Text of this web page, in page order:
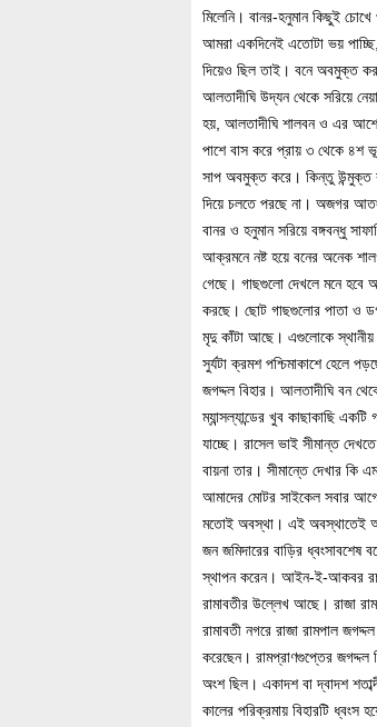
মিলেনি। বানর-হনুমান কিছুই
আমরা একদিনেই এতোটা ভয়
দিয়েও ছিল তাই। বনে অবমুক্ত
আলতাদীঘি উদ্যন থেকে সরিয়ে
হয়, আলতাদীঘি শালবন ও এর
পাশে বাস করে প্রায় ৩ থেকে ৪শ
সাপ অবমুক্ত করে। কিন্তু উন্মুক্ত
দিয়ে চলতে পরছে না। অজগর
বানর ও হনুমান সরিয়ে বঙ্গবন্ধু
আক্রমনে নষ্ট হয়ে বনের অনেক
গেছে। গাছগুলো দেখলে মনে
করছে। ছোট গাছগুলোর পাতা ও
মৃদু কাঁটা আছে। এগুলোকে স্থানীয়
সুর্যটা ক্রমশ পশ্চিমাকাশে হেলে
জগদ্দল বিহার। আলতাদীঘি বন
ম্যান্সল্যান্ডের খুব কাছাকাছি
যাচ্ছে। রাসেল ভাই সীমান্ত
বায়না তার। সীমান্তে দেখার
আমাদের মোটর সাইকেল সবার
মতোই অবস্থা। এই অবস্থাতেই
জন জমিদারের বাড়ির ধ্বংসাবশেষ
স্থাপন করেন। আইন-ই-আকবর
রামাবতীর উল্লেখ আছে। রাজা
রামাবতী নগরে রাজা রামপাল
করেছেন। রামপ্রাণগুপ্তের জগদ্দল
অংশ ছিল। একাদশ বা দ্বাদশ
কালের পরিক্রমায় বিহারটি ধ্বংস